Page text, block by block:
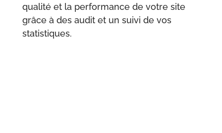
qualité et la performance de votre site
grâce à des audit et un suivi de vos
statistiques.